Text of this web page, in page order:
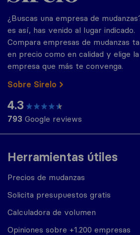
Herramientas útiles
Precios de mudanzas
Solicita presupuestos gratis
Calculadora de volumen
Opiniones sobre +1.200 empresas
¿Buscas una empresa de
es así, has venido al lugar indicado.
Compara empresas de mudanzas
en precio como en calidad y elige la
empresa que más te convenga.
Sobre Sirelo
4.3
793 Google reviews